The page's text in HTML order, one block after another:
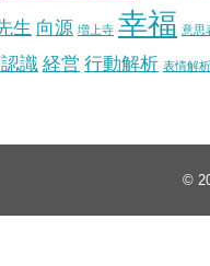
生 向源 増上寺 幸福 意思
識 経営 行動解析 表情解析
©